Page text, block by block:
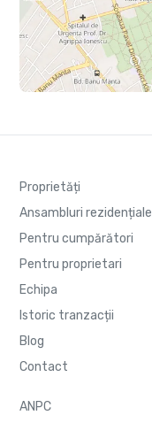
Proprietăți
Ansambluri rezidențiale
Pentru cumpărători
Pentru proprietari
Echipa
Istoric tranzacții
Blog
Contact
ANPC